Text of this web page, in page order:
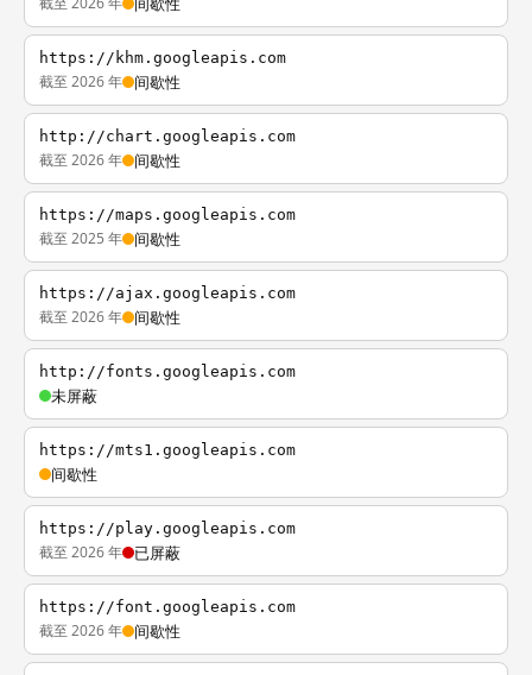
https://khm.googleapis.com
截至 2026 年 间歇性
http://chart.googleapis.com
截至 2026 年 间歇性
https://maps.googleapis.com
截至 2025 年 间歇性
https://ajax.googleapis.com
截至 2026 年 间歇性
http://fonts.googleapis.com
未屏蔽
https://mts1.googleapis.com
间歇性
https://play.googleapis.com
截至 2026 年 已屏蔽
https://font.googleapis.com
截至 2026 年 间歇性